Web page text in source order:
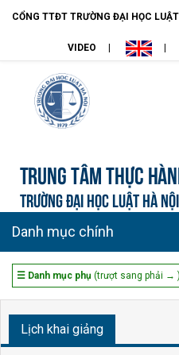
CỔNG TTĐT TRƯỜNG ĐẠI HỌC LUẬT
VIDEO
Trung tâm Thực
TRƯỜNG ĐẠI HỌC LUẬT HÀ NỘI
Danh mục chính
☰ Danh mục phụ (trượt sang phải → )
Lịch khai giảng